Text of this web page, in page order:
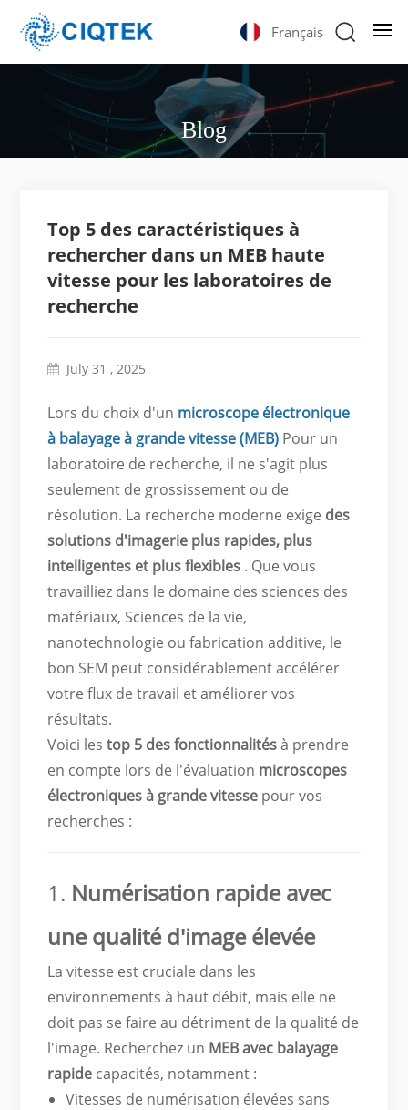
Français
Blog
Top 5 des caractéristiques à
rechercher dans un MEB haute
vitesse pour les laboratoires de
recherche
July 31 , 2025
Lors du choix d'un microscope électronique
à balayage à grande vitesse (MEB) Pour un
laboratoire de recherche, il ne s'agit plus
seulement de grossissement ou de
résolution. La recherche moderne exige des
solutions d'imagerie plus rapides, plus
intelligentes et plus flexibles . Que vous
travailliez dans le domaine des sciences des
matériaux, Sciences de la vie,
nanotechnologie ou fabrication additive, le
bon SEM peut considérablement accélérer
votre flux de travail et améliorer vos
résultats.
Voici lestop 5 des fonctionnalitésà prendre
en compte lors de l'évaluation microscopes
électroniques à grande vitesse pour vos
recherches :
1. Numérisation rapide avec
une qualité d'image élevée
La vitesse est cruciale dans les
environnements à haut débit, mais elle ne
doit pas se faire au détriment de la qualité de
l'image. Recherchez un MEB avec balayage
rapide capacités, notamment :
Vitesses de numérisation élevées sans